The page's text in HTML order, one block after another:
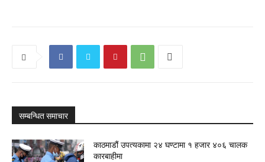
सम्बन्धित समाचार
काठमाडौं उपत्यकामा २४ घण्टामा १ हजार ४०६ चालक
कारबाहीमा